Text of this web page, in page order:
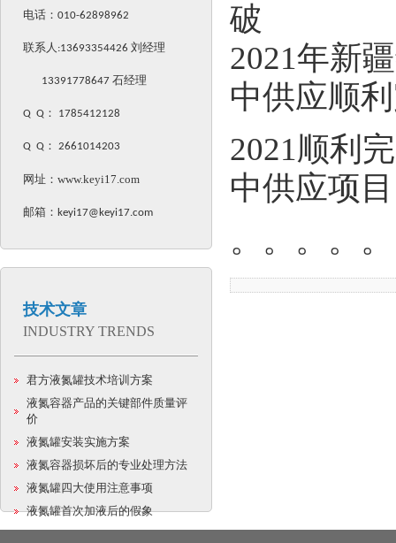
电话： 010-62898962
联系人:13693354426 刘经理
13391778647 石经理
Q Q ： 1785412128
Q Q ： 2661014203
网址： www.keyi17.com
邮箱： keyi17@keyi17.com
技术文章
INDUSTRY TRENDS
君方液氮罐技术培训方案
液氮容器产品的关键部件质量评
价
液氮罐安装实施方案
液氮容器损坏后的专业处理方法
液氮罐四大使用注意事项
液氮罐首次加液后的假象
破
2021年新
中供应顺
2021顺利
中供应项目
。。。。